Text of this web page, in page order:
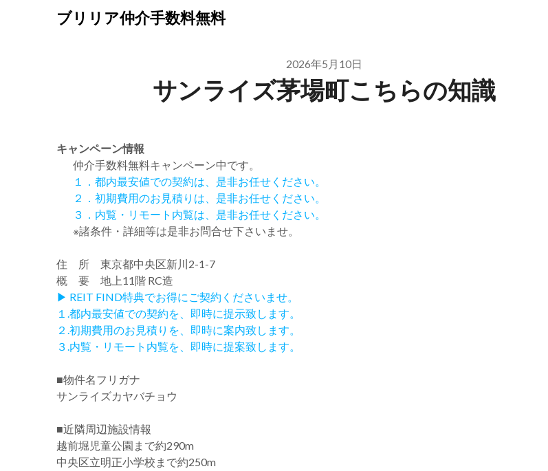
ブリリア仲介手数料無料
2026年5月10日
サンライズ茅場町こちらの知識
キャンペーン情報
仲介手数料無料キャンペーン中です。
１．都内最安値での契約は、是非お任せください。
２．初期費用のお見積りは、是非お任せください。
３．内覧・リモート内覧は、是非お任せください。
※諸条件・詳細等は是非お問合せ下さいませ。
住 所 東京都中央区新川2-1-7
概 要 地上11階 RC造
▶ REIT FIND特典でお得にご契約くださいませ。
１.都内最安値での契約を、即時に提示致します。
２.初期費用のお見積りを、即時に案内致します。
３.内覧・リモート内覧を、即時に提案致します。
■物件名フリガナ
サンライズカヤバチョウ
■近隣周辺施設情報
越前堀児童公園まで約290m
中央区立明正小学校まで約250m